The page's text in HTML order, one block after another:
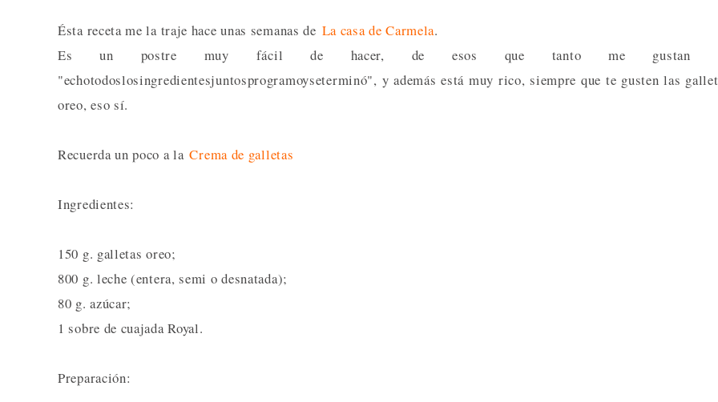
Ésta receta me la traje hace unas semanas de La casa de Carmela.
Es un postre muy fácil de hacer, de esos que tanto me gustan
"echotodoslosingredientesjuntosprogramoyseterminó", y además está muy rico, siempre que te gusten las
oreo, eso sí.
Recuerda un poco a laCrema de galletas
Ingredientes:
150 g. galletas oreo;
800 g. leche (entera, semi o desnatada);
80 g. azúcar;
1 sobre de cuajada Royal.
Preparación: